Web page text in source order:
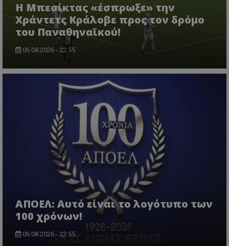
Η Μπεσίκτας «έσπρωξε» την
Χράντετς Κράλοβε προς τον δρόμο
του Παναθηναϊκού!
06.08.2026 - 22:55
ΑΠΟΕΛ: Αυτό είναι το λογότυπο των
100 χρόνων!
06.08.2026 - 22:55